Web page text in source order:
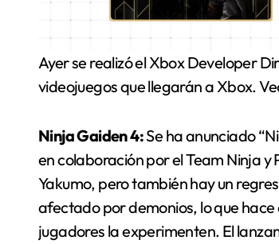
Ayer se realizó el Xbox Developer Direct 2025, donde se ofreció un anticipo de los próximos
videojuegos que llegarán a Xbox.
Ninja Gaiden 4:Se ha anunciado
en colaboración por el Team Ninja
Yakumo, pero también hay un
afectado por demonios, lo que
jugadores la experimenten. El